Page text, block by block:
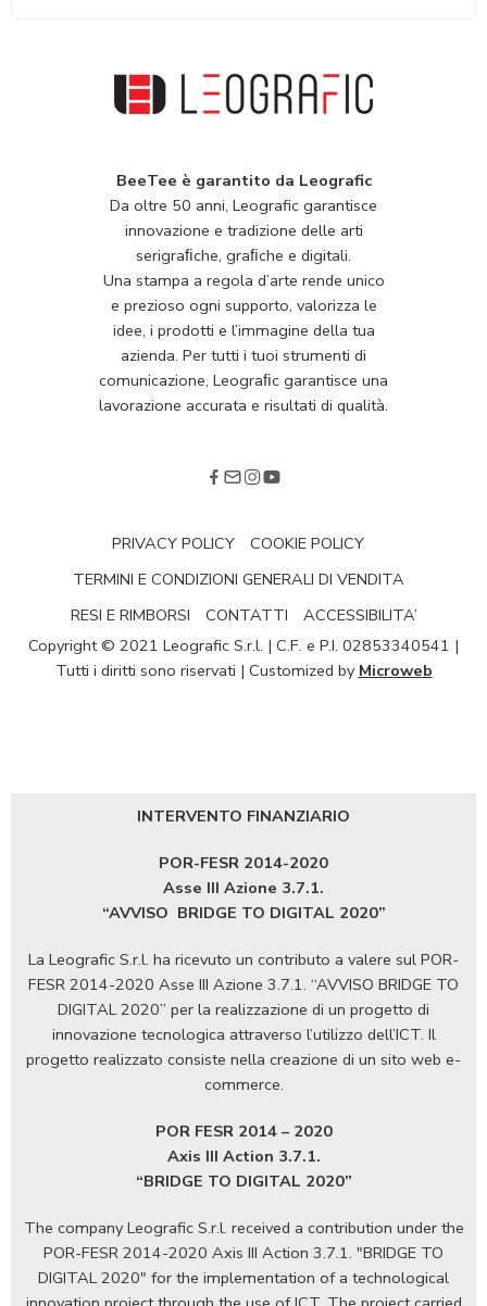
BeeTee è garantito da Leografic
Da oltre 50 anni, Leografic garantisce
innovazione e tradizione delle arti
serigraﬁche, graﬁche e digitali.
Una stampa a regola d’arte rende unico
e prezioso ogni supporto, valorizza le
idee, i prodotti e l’immagine della tua
azienda. Per tutti i tuoi strumenti di
comunicazione, Leograﬁc garantisce una
lavorazione accurata e risultati di qualità.
PRIVACY POLICY
COOKIE POLICY
TERMINI E CONDIZIONI GENERALI DI VENDITA
RESI E RIMBORSI
CONTATTI
ACCESSIBILITA’
Copyright © 2021 Leografic S.r.l. | C.F. e P.I. 02853340541 |
Tutti i diritti sono riservati | Customized by Microweb
INTERVENTO FINANZIARIO
POR-FESR 2014-2020
Asse III Azione 3.7.1.
“AVVISO BRIDGE TO DIGITAL 2020”
La Leografic S.r.l. ha ricevuto un contributo a valere sul POR-
FESR 2014-2020 Asse III Azione 3.7.1. “AVVISO BRIDGE TO
DIGITAL 2020” per la realizzazione di un progetto di
innovazione tecnologica attraverso l’utilizzo dell’ICT. Il
progetto realizzato consiste nella creazione di un sito web e-
commerce.
POR FESR 2014 – 2020
Axis III Action 3.7.1.
“BRIDGE TO DIGITAL 2020”
The company Leografic S.r.l. received a contribution under the
POR-FESR 2014-2020 Axis III Action 3.7.1. "BRIDGE TO
DIGITAL 2020" for the implementation of a technological